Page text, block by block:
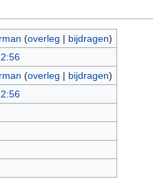
(overleg | bijdragen)
(overleg | bijdragen)